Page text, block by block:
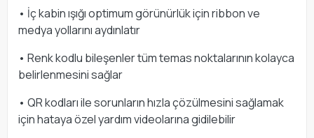
• İç kabin ışığı optimum görünürlük için ribbon ve
medya yollarını aydınlatır
• Renk kodlu bileşenler tüm temas noktalarının kolayca
belirlenmesini sağlar
• QR kodları ile sorunların hızla çözülmesini sağlamak
için hataya özel yardım videolarına gidilebilir